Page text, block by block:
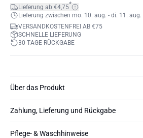
Lieferung ab €4,75*
Lieferung zwischen mo. 10. aug. - di. 11. aug.
VERSANDKOSTENFREI AB €75
SCHNELLE LIEFERUNG
30 TAGE RÜCKGABE
Über das Produkt
Zahlung, Lieferung und Rückgabe
Pflege- & Waschhinweise